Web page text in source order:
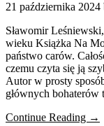
21 października 2024
Sławomir
wieku Książka Na
państwo carów.
czemu czyta się ją
Autor w prosty
głównych
Continue Reading →